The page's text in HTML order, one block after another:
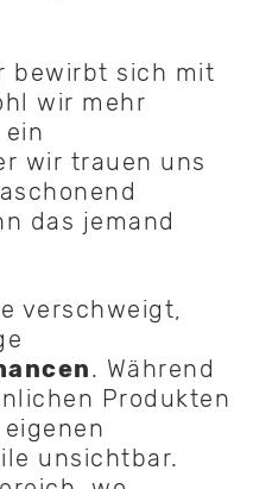
bewirbt sich mit
wir mehr
wir trauen uns
das jemand
verschweigt,
. Während
Produkten
unsichtbar.